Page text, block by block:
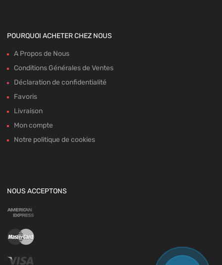
POURQUOI ACHETER CHEZ NOUS
A Propos de Nous
Conditions Générales de Ventes
Déclaration de confidentialité
Favoris
Livraison
Mon compte
Notre politique de cookies
NOUS ACCEPTONS